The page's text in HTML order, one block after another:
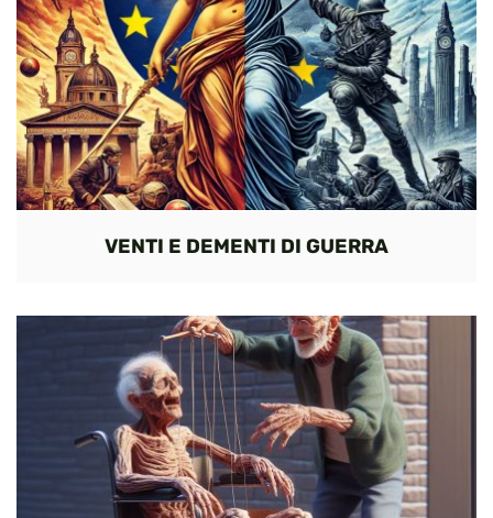
VENTI E DEMENTI DI GUERRA